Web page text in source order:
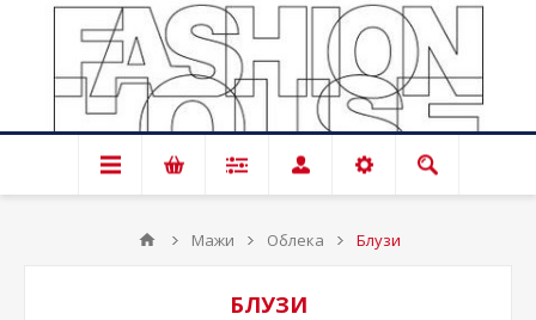
Мажи Облека Блузи
БЛУЗИ